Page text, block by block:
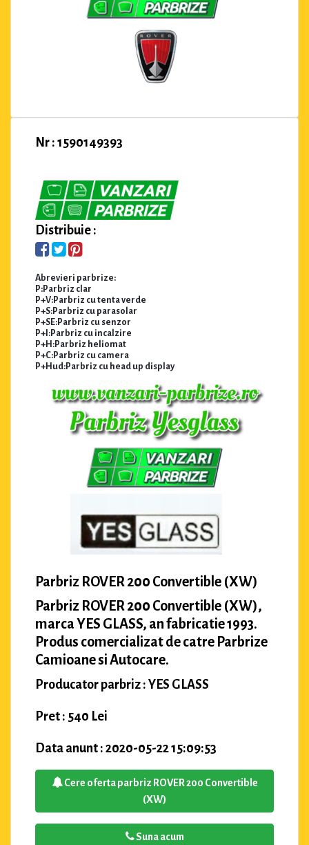
Nr : 1590149393
Distribuie :
Abrevieri parbrize:
P:Parbriz clar
P+V:Parbriz cu tenta verde
P+S:Parbriz cu parasolar
P+SE:Parbriz cu senzor
P+I:Parbriz cu incalzire
P+H:Parbriz heliomat
P+C:Parbriz cu camera
P+Hud:Parbriz cu head up display
Parbriz ROVER 200 Convertible (XW)
Parbriz ROVER 200 Convertible (XW),
marca YES GLASS, an fabricatie 1993.
Produs comercializat de catre Parbrize
Camioane si Autocare.
Producator parbriz : YES GLASS
Pret : 540 Lei
Data anunt : 2020-05-22 15:09:53
Cere oferta parbriz ROVER 200 Convertible
(XW)
Suna acum